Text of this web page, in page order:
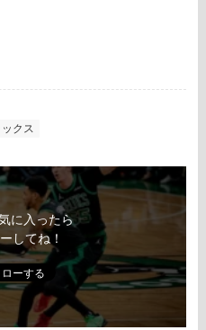
クス
に入ったら
してね！